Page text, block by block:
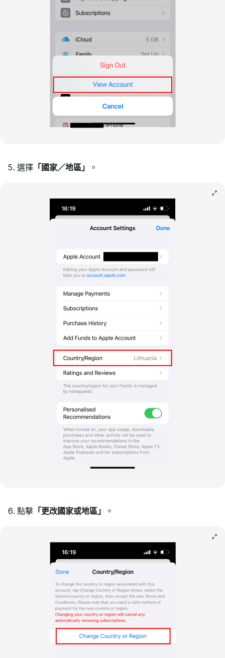
選擇「國家／地區」 。
點擊「更改國家或地區」 。